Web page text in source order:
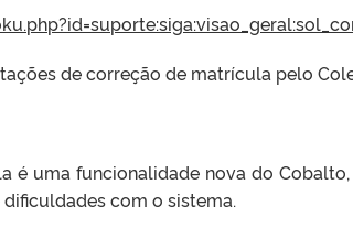
de correção de matrícula pelo
é uma funcionalidade nova do
com o sistema.